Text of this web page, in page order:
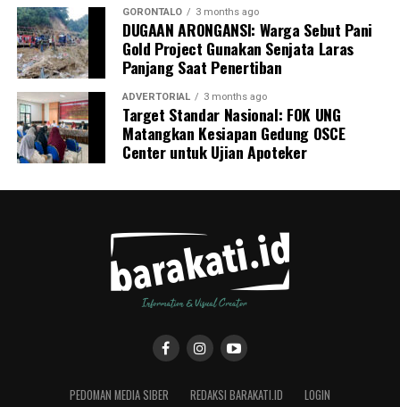
GORONTALO 3 months ago
DUGAAN ARONGANSI: Warga Sebut Pani
Gold Project Gunakan Senjata Laras
Panjang Saat Penertiban
ADVERTORIAL 3 months ago
Target Standar Nasional: FOK UNG
Matangkan Kesiapan Gedung OSCE
Center untuk Ujian Apoteker
PEDOMAN MEDIA SIBER REDAKSI BARAKATI.ID LOGIN